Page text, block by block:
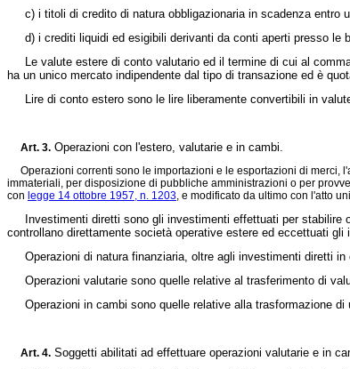
c) i titoli di credito di natura obbligazionaria in scadenza entro
d) i crediti liquidi ed esigibili derivanti da conti aperti presso le
Le valute estere di conto valutario ed il termine di cui al
ha un unico mercato indipendente dal tipo di transazione ed è
Lire di conto estero sono le lire liberamente convertibili in
Art. 3. Operazioni con l'estero, valutarie e in cambi.
Operazioni correnti sono le importazioni e le esportazioni di merci,
immateriali, per disposizione di pubbliche amministrazioni o per
con legge 14 ottobre 1957, n. 1203, e modificato da ultimo con l'atto
Investimenti diretti sono gli investimenti effettuati per stabilire
controllano direttamente società operative estere ed eccettuati
Operazioni di natura finanziaria, oltre agli investimenti diretti in
Operazioni valutarie sono quelle relative al trasferimento di
Operazioni in cambi sono quelle relative alla trasformazione di
Art. 4. Soggetti abilitati ad effettuare operazioni valutarie e in